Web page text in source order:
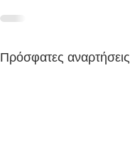
Πρόσφατες αναρτήσεις